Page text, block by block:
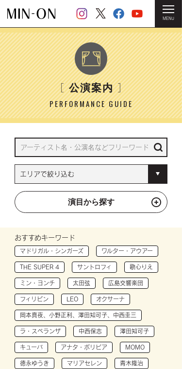
MENU
HOME ＞ 公演案内
［公演案内］
PERFORMANCE GUIDE
演目から探す
おすすめキーワード
マドリガル・シンガーズ ワルター・アウアー
THE SUPER 4 サントロフィ 歌心りえ
ミン・ヨンチ 太田弦 広島交響楽団
フィリピン LEO オクサーナ
岡本真夜、小野正利、澤田知可子、中西圭三
ラ・スペランザ 中西保志 澤田知可子
キューバ アナタ・ボリビア MOMO
徳永ゆうき マリアセレン 青木隆治